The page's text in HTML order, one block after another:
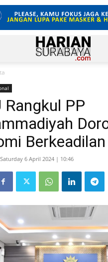
Rangkul PP
Berkeadilan
Saturday 6 April 2024 | 10:46